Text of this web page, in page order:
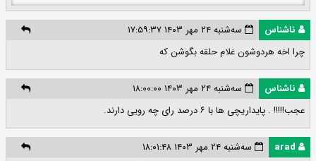
ناشناس
سه‌شنبه ۲۴ مهر ۱۴۰۳ ۱۷:۵۹:۳۷
چرا اخه هردوشون غلام حلقه بگوشن که
ناشناس
سه‌شنبه ۲۴ مهر ۱۴۰۳ ۱۸:۰۰:۰۰
عجب!!!!! . پایداریچی ها با ۶ درصد رای چه رویی دارند.
سه‌شنبه ۲۴ مهر ۱۴۰۳ ۱۸:۰۱:۴۸